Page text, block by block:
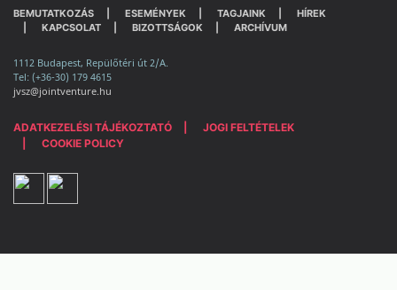
BEMUTATKOZÁS ESEMÉNYEK TAGJAINK
HÍREK
KAPCSOLAT
BIZOTTSÁGOK ARCHÍVUM
1112 Budapest, Repülőtéri út 2/A.
Tel: (+36-30) 179 4615
jvsz@jointventure.hu
ADATKEZELÉSI TÁJÉKOZTATÓ
JOGI FELTÉTELEK
COOKIE POLICY